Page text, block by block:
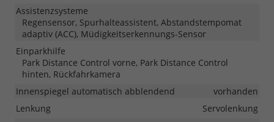
Assistenzsysteme
Regensensor, Spurhalteassistent, Abstandstempomat
adaptiv (ACC), Müdigkeitserkennungs-Sensor
Einparkhilfe
Park Distance Control vorne, Park Distance Control
hinten, Rückfahrkamera
Innenspiegel automatisch abblendend
vorhanden
Lenkung
Servolenkung